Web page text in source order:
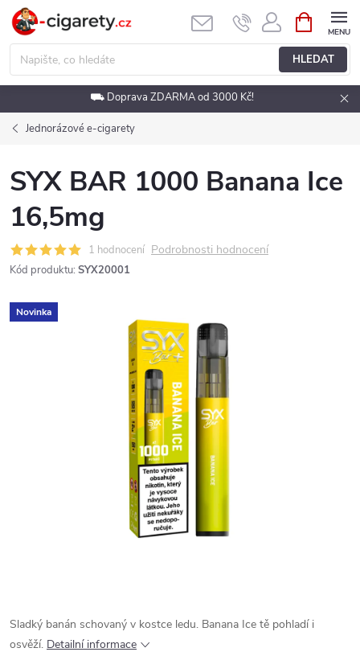
Přejít
obsah
HLEDAT
NÁKUPNÍ
KOŠÍK
⛟ Doprava ZDARMA od 3000 Kč!
Jednorázové e-cigarety
SYX BAR 1000 Banana Ice
16,5mg
1 hodnocení Podrobnosti hodnocení
Kód produktu: SYX20001
Novinka
Sladký banán schovaný v kostce ledu. Banana Ice tě pohladí i
osvěží. Detailní informace